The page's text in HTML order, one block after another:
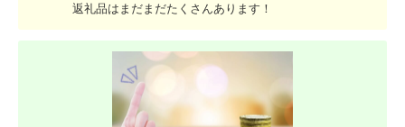
返礼品はまだまだたくさんあります！